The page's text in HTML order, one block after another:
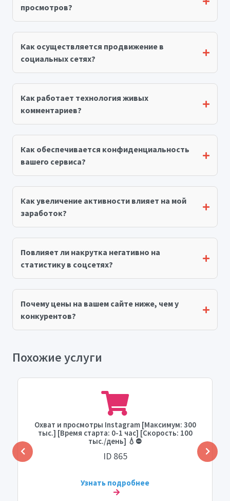
просмотров?
Как осуществляется продвижение в
социальных сетях?
Как работает технология живых
комментариев?
Как обеспечивается конфиденциальность
вашего сервиса?
Как увеличение активности влияет на мой
заработок?
Повлияет ли накрутка негативно на
статистику в соцсетях?
Почему цены на вашем сайте ниже, чем у
конкурентов?
Похожие услуги
Охват и просмотры Instagram [Максимум: 300
тыс.] [Время старта: 0-1 час] [Скорость: 100
тыс./день] 💧⛔️
ID 865
Узнать подробнее